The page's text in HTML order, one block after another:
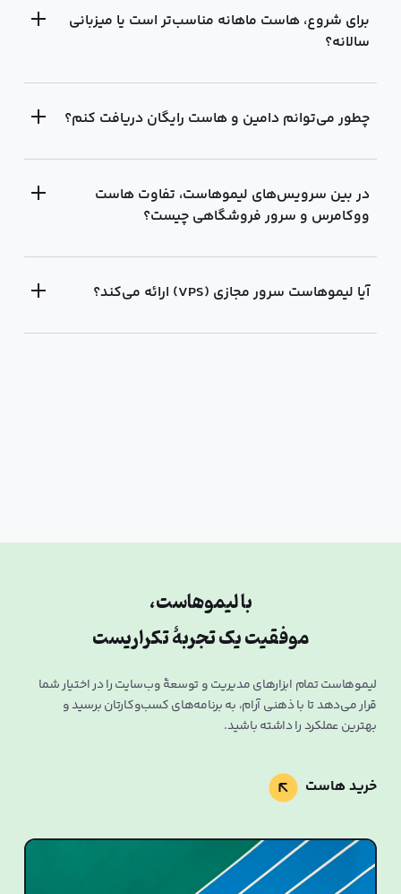
برای شروع، هاست ماهانه مناسب‌تر است یا میزبانی
سالانه؟
چطور می‌توانم دامین و هاست رایگان دریافت کنم؟
در بین سرویس‌های لیموهاست، تفاوت هاست
ووکامرس و سرور فروشگاهی چیست؟
آیا لیموهاست سرور مجازی (VPS) ارائه می‌کند؟
با لیموهاست،
موفقیت یک تجربۀ تکراریست
لیموهاست تمام ابزار‌های مدیریت و توسعۀ وب‌سایت را در اختیار شما
قرار می‌دهد تا با ذهنی آرام، به برنامه‌های کسب‌وکارتان برسید و
بهترین عملکرد را داشته باشید.
خرید هاست